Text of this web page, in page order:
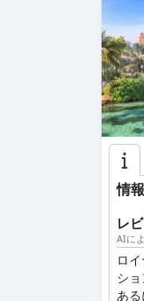
情報
レ
AIに
ロ
シ
あ